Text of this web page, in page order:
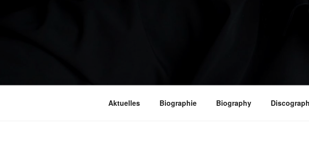
Aktuelles Biographie Biography